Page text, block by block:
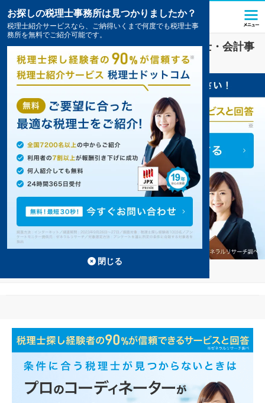
美容業界に強い宜野湾市(沖縄県)の税理士・会計事
務所の一覧
お探しの税理士事務所は見つかりましたか？
税理士紹介サービスなら、ご納得いくまで何度でも税理士事
務所を無料でご紹介可能です。
閉じる